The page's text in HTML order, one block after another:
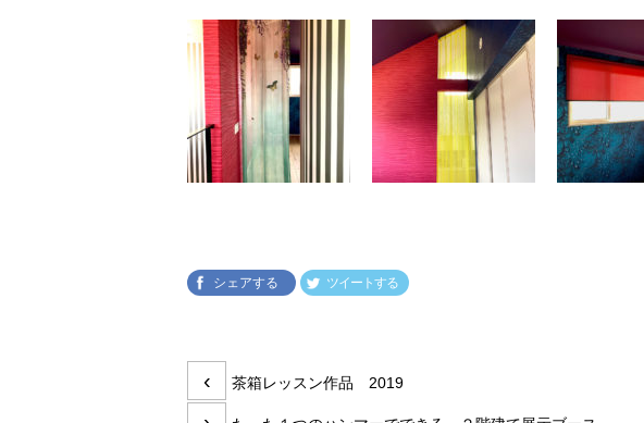
シェアする ツイートする
稿
‹
前
茶箱レッスン作品 2019
次